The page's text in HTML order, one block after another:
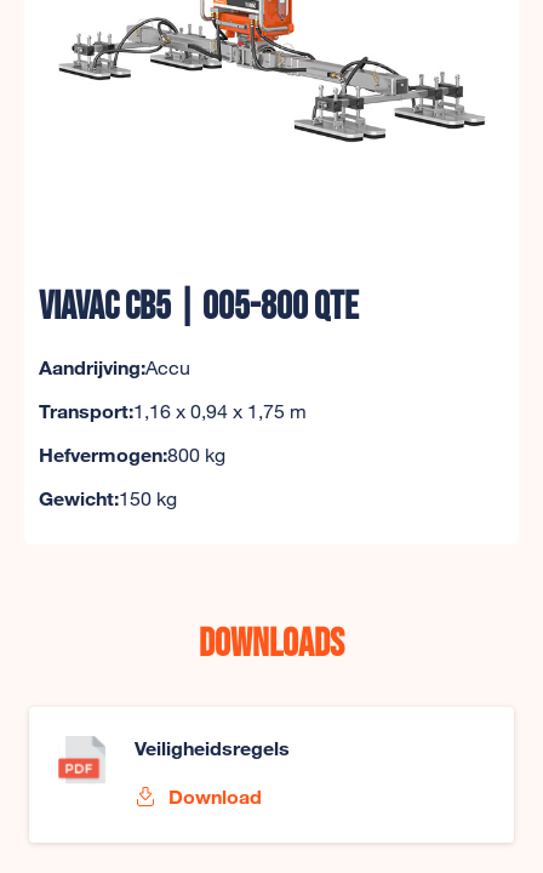
VIAVAC CB5 | 005-800 QTE
Aandrijving:Accu
Transport:1,16 x 0,94 x 1,75 m
Hefvermogen:800 kg
Gewicht:150 kg
Downloads
Veiligheidsregels
Download